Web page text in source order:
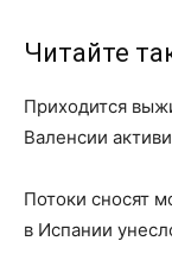
Читайте
Приходится
Валенсии
Потоки сносят
в Испании